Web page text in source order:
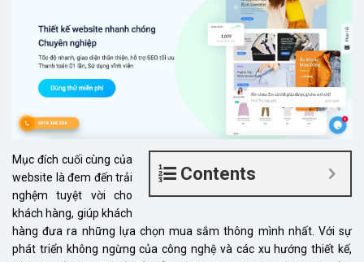
Contents
Mục đích cuối cùng của
website là đem đến trải
nghệm tuyệt vời cho
khách hàng, giúp khách
hàng đưa ra những lựa chọn mua sắm thông mình nhất. Với sự
phát triển không ngừng của công nghệ và các xu hướng thiết kế,